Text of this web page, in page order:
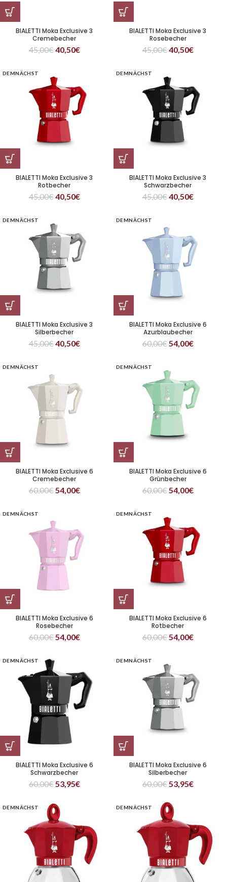
BIALETTI Moka Exclusive 3
Cremebecher
45,00€40,50€
BIALETTI Moka Exclusive 3
Rosebecher
45,00€40,50€
DEMNÄCHST
BIALETTI Moka Exclusive 3
Rotbecher
45,00€40,50€
DEMNÄCHST
BIALETTI Moka Exclusive 3
Schwarzbecher
45,00€40,50€
DEMNÄCHST
BIALETTI Moka Exclusive 3
Silberbecher
45,00€40,50€
DEMNÄCHST
BIALETTI Moka Exclusive 6
Azurblaubecher
60,00€54,00€
DEMNÄCHST
BIALETTI Moka Exclusive 6
Cremebecher
60,00€54,00€
DEMNÄCHST
BIALETTI Moka Exclusive 6
Grünbecher
60,00€54,00€
DEMNÄCHST
BIALETTI Moka Exclusive 6
Rosebecher
60,00€54,00€
DEMNÄCHST
BIALETTI Moka Exclusive 6
Rotbecher
60,00€54,00€
DEMNÄCHST
BIALETTI Moka Exclusive 6
Schwarzbecher
60,00€53,95€
DEMNÄCHST
BIALETTI Moka Exclusive 6
Silberbecher
60,00€53,95€
DEMNÄCHST DEMNÄCHST